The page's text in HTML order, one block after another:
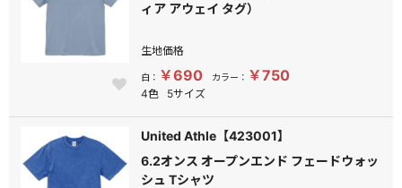
ィア アウェイ タグ）
生地価格
白： ￥690 カラー： ￥750
4色 5サイズ
United Athle【423001】
6.2オンス オープンエンド フェードウォッ
シュ Tシャツ